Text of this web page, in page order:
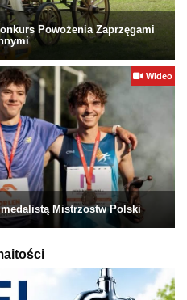
Powożenia Zaprzęgami
Wideo
Mistrzostw Polski